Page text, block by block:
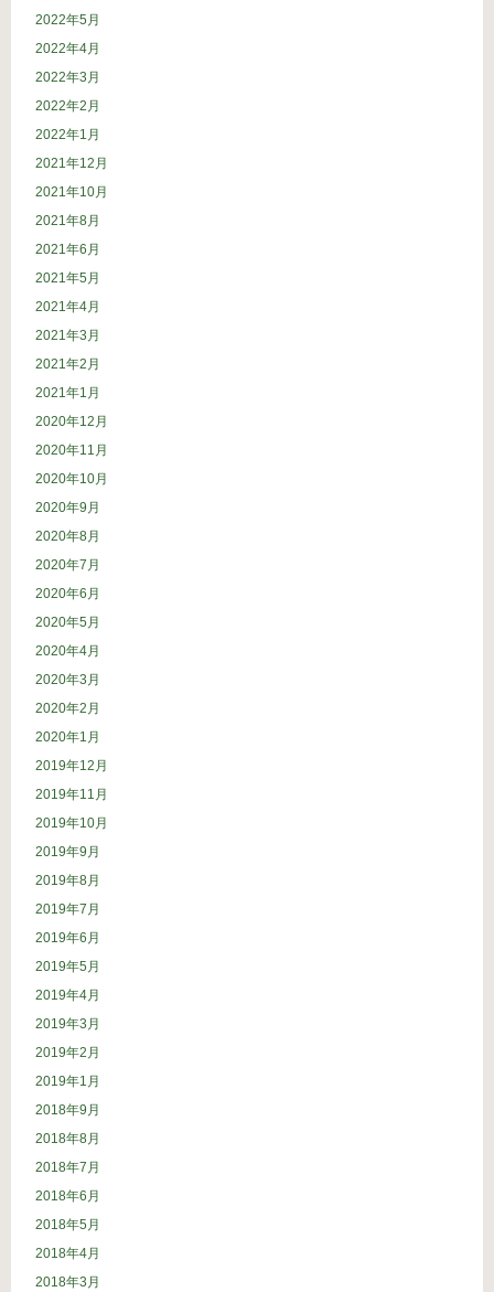
2022年5月
2022年4月
2022年3月
2022年2月
2022年1月
2021年12月
2021年10月
2021年8月
2021年6月
2021年5月
2021年4月
2021年3月
2021年2月
2021年1月
2020年12月
2020年11月
2020年10月
2020年9月
2020年8月
2020年7月
2020年6月
2020年5月
2020年4月
2020年3月
2020年2月
2020年1月
2019年12月
2019年11月
2019年10月
2019年9月
2019年8月
2019年7月
2019年6月
2019年5月
2019年4月
2019年3月
2019年2月
2019年1月
2018年9月
2018年8月
2018年7月
2018年6月
2018年5月
2018年4月
2018年3月